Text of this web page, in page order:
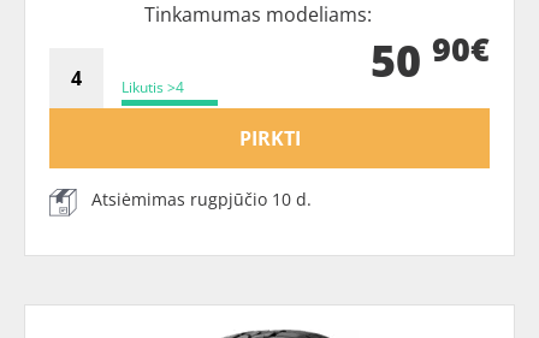
Tinkamumas modeliams:
Likutis >4 50 90€
PIRKTI
Atsiėmimas rugpjūčio 10 d.